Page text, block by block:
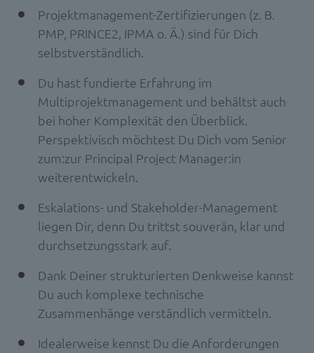
Projektmanagement-Zertifizierungen (z. B.
PMP, PRINCE2, IPMA o. Ä.) sind für Dich
selbstverständlich.
Du hast fundierte Erfahrung im
Multiprojektmanagement und behältst auch
bei hoher Komplexität den Überblick.
Perspektivisch möchtest Du Dich vom Senior
zum:zur Principal Project Manager:in
weiterentwickeln.
Eskalations- und Stakeholder-Management
liegen Dir, denn Du trittst souverän, klar und
durchsetzungsstark auf.
Dank Deiner strukturierten Denkweise kannst
Du auch komplexe technische
Zusammenhänge verständlich vermitteln.
Idealerweise kennst Du die Anforderungen